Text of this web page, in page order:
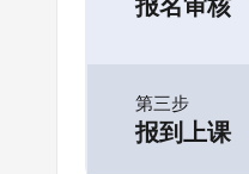
报名审核
第三步
报到上课